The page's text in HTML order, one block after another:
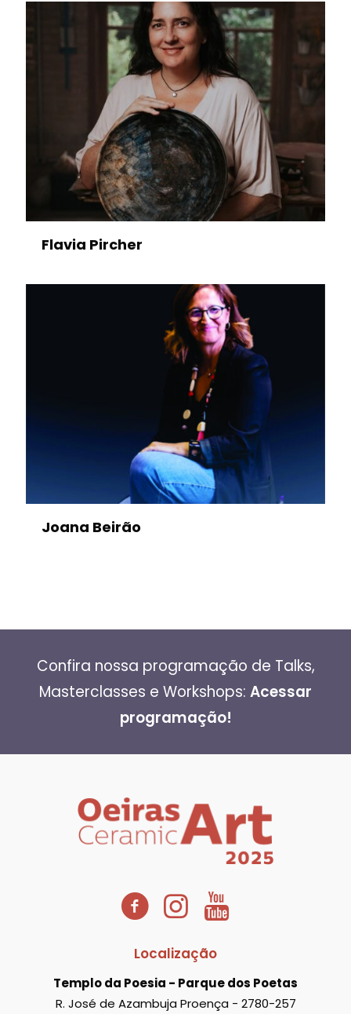
Flavia Pircher
Joana Beirão
Confira nossa programação de Talks,
Masterclasses e Workshops: Acessar
programação!
Localização
Templo da Poesia - Parque dos Poetas
R. José de Azambuja Proença - 2780-257